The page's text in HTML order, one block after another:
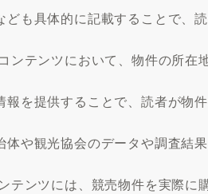
も具体的に記載することで、
テンツにおいて、物件の所在
を提供することで、読者が物
や観光協会のデータや調査結
テンツには、競売物件を実際